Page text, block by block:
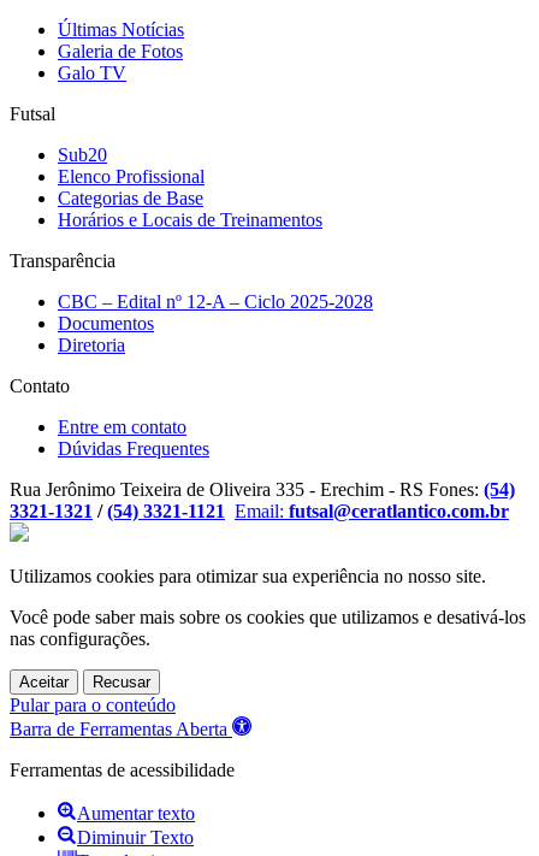
Últimas Notícias
Galeria de Fotos
Galo TV
Futsal
Sub20
Elenco Profissional
Categorias de Base
Horários e Locais de Treinamentos
Transparência
CBC – Edital nº 12-A – Ciclo 2025-2028
Documentos
Diretoria
Contato
Entre em contato
Dúvidas Frequentes
Rua Jerônimo Teixeira de Oliveira 335 - Erechim - RS Fones: (54)
3321-1321 /(54) 3321-1121 Email: futsal@ceratlantico.com.br
Utilizamos cookies para otimizar sua experiência no nosso site.
Você pode saber mais sobre os cookies que utilizamos e desativá-los
nas configurações.
Aceitar Recusar
Pular para o conteúdo
Barra de Ferramentas Aberta
Ferramentas de acessibilidade
Aumentar texto
Diminuir Texto